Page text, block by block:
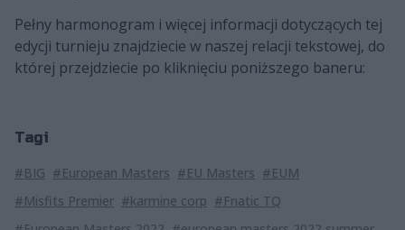
Pełny harmonogram i więcej informacji dotyczących tej
edycji turnieju znajdziecie w naszej relacji tekstowej, do
której przejdziecie po kliknięciu poniższego baneru:
Tagi
#BIG #European Masters #EU Masters #EUM
#Misfits Premier #karmine corp #Fnatic TQ